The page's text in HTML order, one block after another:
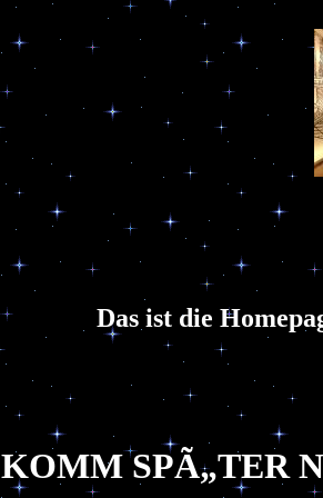
Das ist die
KOMM SPÃ„TER